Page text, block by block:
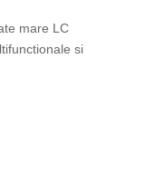
mare LC
si